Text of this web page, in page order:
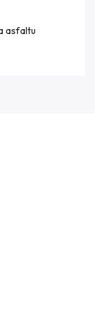
asfaltu